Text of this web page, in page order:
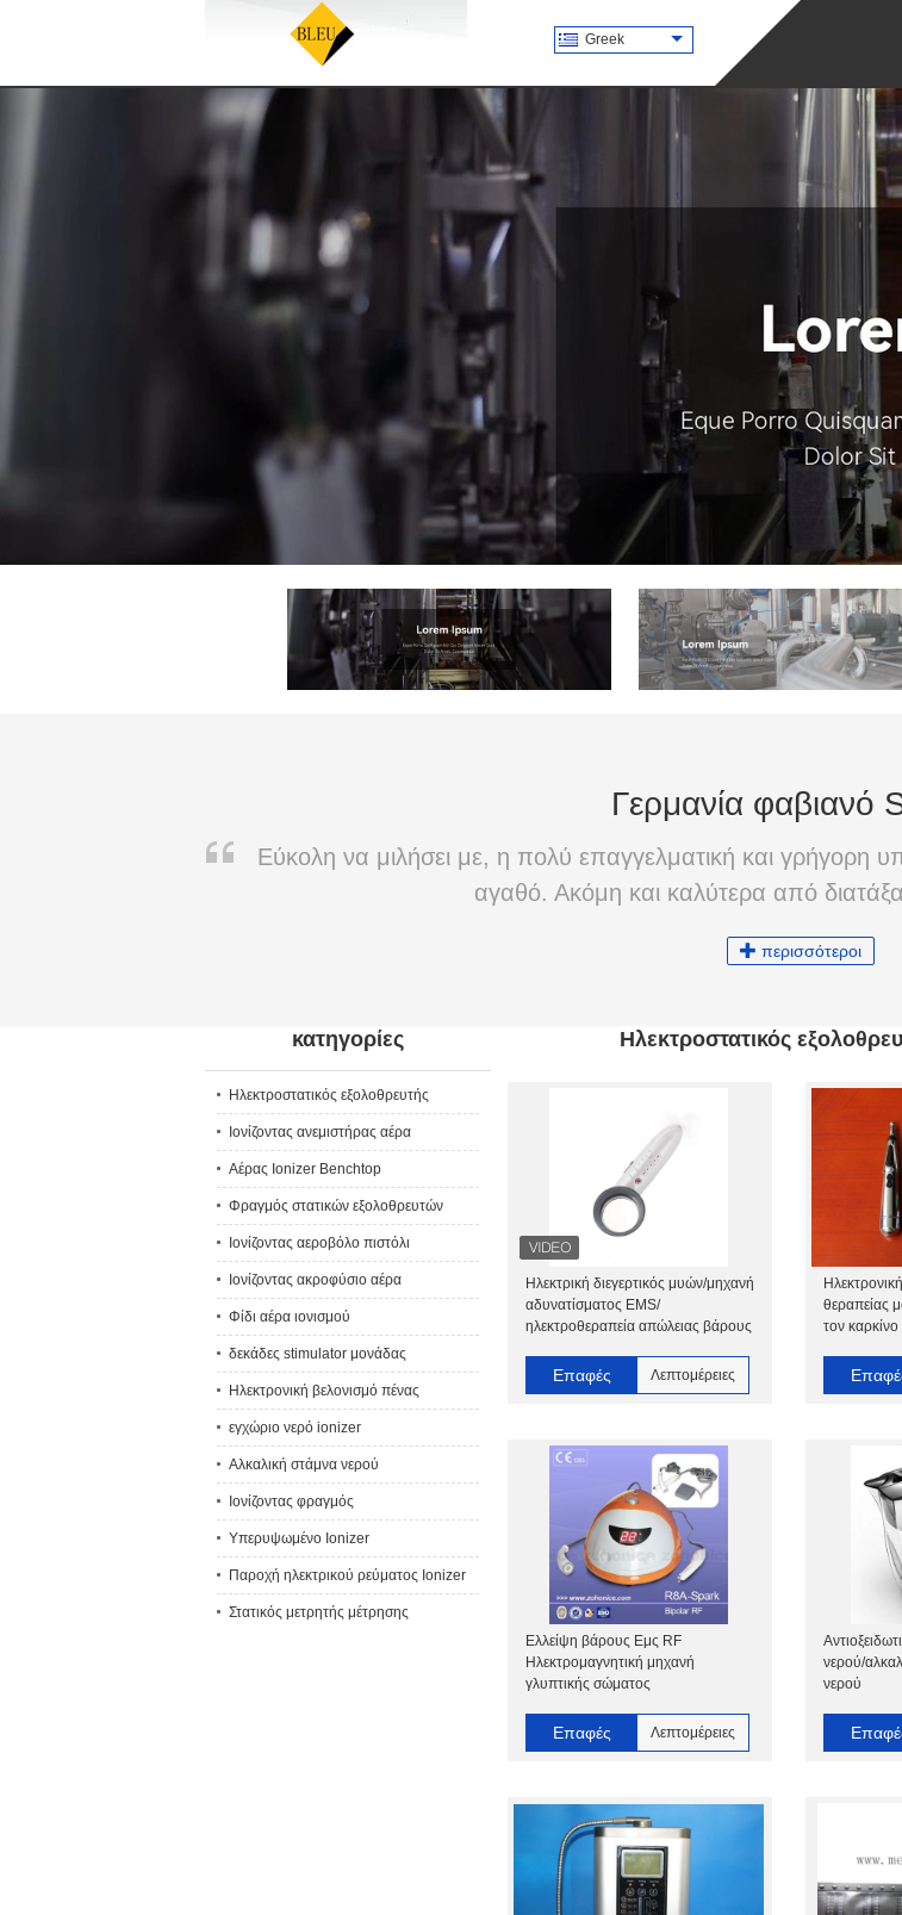
Greek
Γερμανία φαβιανό
Εύκολη να μιλήσει με, η πολύ επαγγελματική και γρήγορη
αγαθό. Ακόμη και καλύτερα από
περισσότεροι
κατηγορίες
Ηλεκτροστατικός εξολοθρευτής
Ιονίζοντας ανεμιστήρας αέρα
Αέρας Ionizer Benchtop
Φραγμός στατικών εξολοθρευτών
Ιονίζοντας αεροβόλο πιστόλι
Ιονίζοντας ακροφύσιο αέρα
Φίδι αέρα ιονισμού
δεκάδες stimulator μονάδας
Ηλεκτρονική βελονισμό πένας
εγχώριο νερό ionizer
Αλκαλική στάμνα νερού
Ιονίζοντας φραγμός
Υπερυψωμένο Ionizer
Παροχή ηλεκτρικού ρεύματος Ionizer
Στατικός μετρητής μέτρησης
Ηλεκτροστατικός
Ηλεκτρική διεγερτικός μυών/μηχανή
αδυνατίσματος EMS/
ηλεκτροθεραπεία απώλειας βάρους
Επαφές Λεπτομέρειες
θεραπείας
τον καρκίνο
Ελλείψη βάρους Εμς RF
Ηλεκτρομαγνητική μηχανή
γλυπτικής σώματος
Επαφές Λεπτομέρειες
νερού/
νερού